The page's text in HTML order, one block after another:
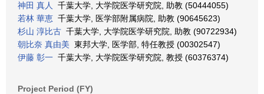
神田 真人
千葉大学, 大学院医学研究院, 助教 (50444055)
若林 華恵 千葉大学, 医学部附属病院, 助教 (90645623)
杉山 淳比古 千葉大学, 大学院医学研究院, 助教 (90722934)
朝比奈 真由美 東邦大学, 医学部, 特任教授 (00302547)
伊藤 彰一 千葉大学, 大学院医学研究院, 教授 (60376374)
Project Period (FY)